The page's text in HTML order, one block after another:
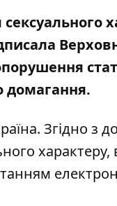
домагання.
. Згідно з
характеру,